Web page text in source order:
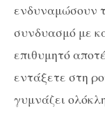
ενδυναμώσουν
συνδυασμό με
επιθυμητό
εντάξετε στη
γυμνάζει